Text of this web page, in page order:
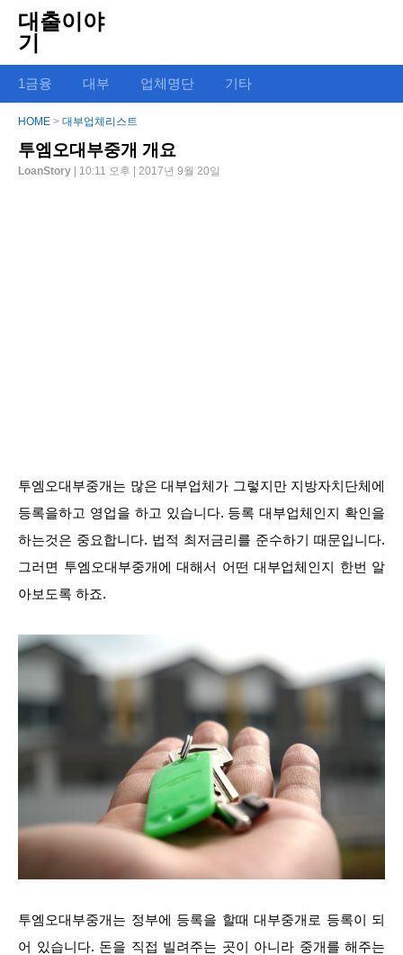
대출이야
기
1금융 대부 업체명단 기타
HOME > 대부업체리스트
투엠오대부중개 개요
LoanStory | 10:11 오후 | 2017년 9월 20일
투엠오대부중개는 많은 대부업체가 그렇지만 지방자치단체에
등록을하고 영업을 하고 있습니다. 등록 대부업체인지 확인을
하는것은 중요합니다. 법적 최저금리를 준수하기 때문입니다.
그러면 투엠오대부중개에 대해서 어떤 대부업체인지 한번 알
아보도록 하죠.
투엠오대부중개는 정부에 등록을 할때 대부중개로 등록이 되
어 있습니다. 돈을 직접 빌려주는 곳이 아니라 중개를 해주는